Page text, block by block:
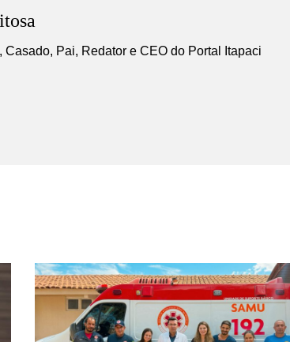
Casado, Pai, Redator e CEO do Portal Itapaci